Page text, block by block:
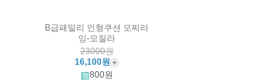
B급패밀리 인형쿠션 모찌라
잉-모질라
23000원
16,100원
800원